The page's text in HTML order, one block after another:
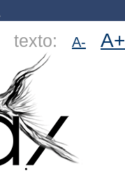
texto: A- A+